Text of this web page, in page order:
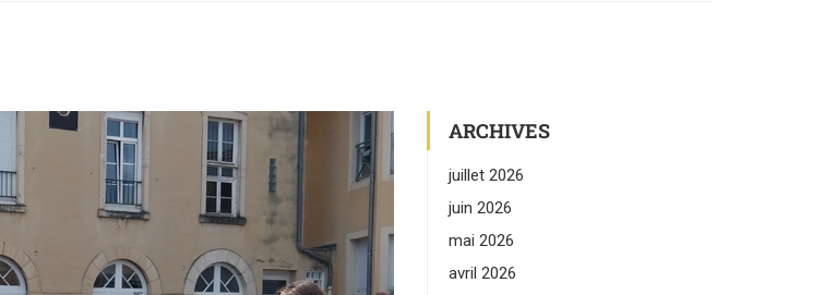
ARCHIVES
juillet 2026
juin 2026
mai 2026
avril 2026